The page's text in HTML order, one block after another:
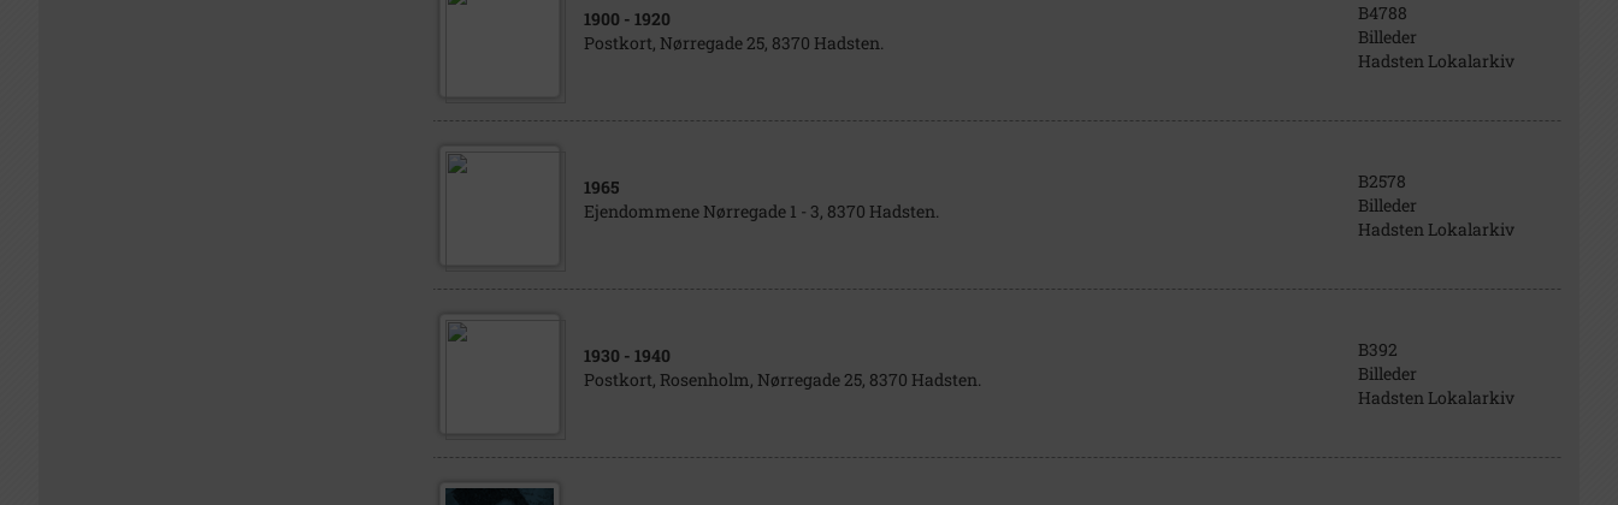
1900 - 1920
Postkort, Nørregade 25, 8370 Hadsten.
B4788
Billeder
Hadsten Lokalarkiv
1965
Ejendommene Nørregade 1 - 3, 8370 Hadsten.
B2578
Billeder
Hadsten Lokalarkiv
1930 - 1940
Postkort, Rosenholm, Nørregade 25, 8370 Hadsten.
B392
Billeder
Hadsten Lokalarkiv